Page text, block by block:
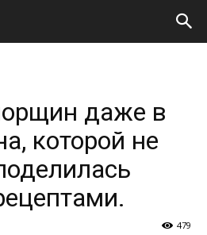
даже в
которой не
479